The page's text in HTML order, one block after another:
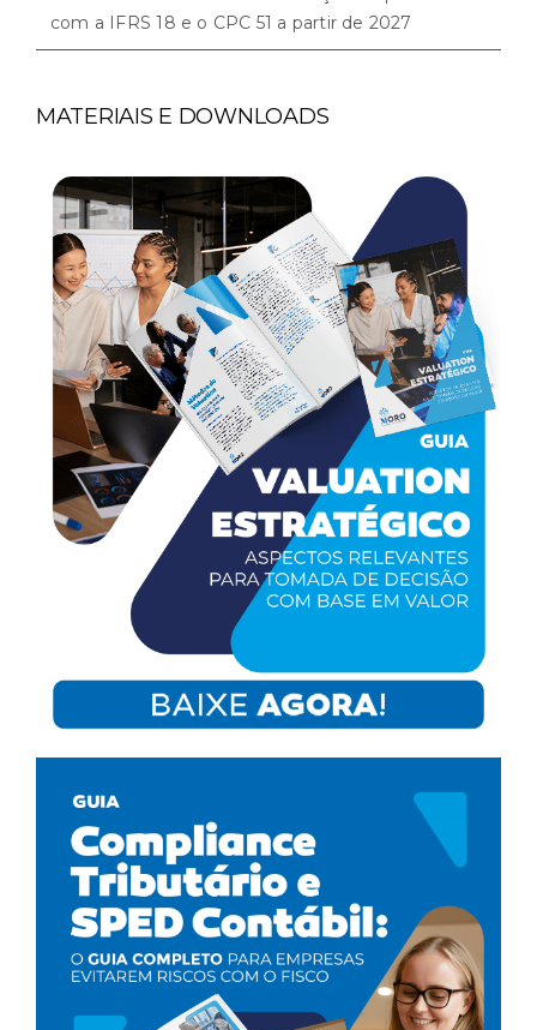
com a IFRS 18 e o CPC 51 a partir de 2027
MATERIAIS E DOWNLOADS